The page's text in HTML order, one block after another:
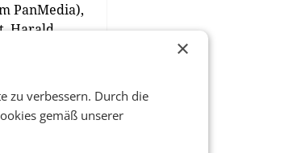
PanMedia),
Harald
×
zu verbessern. Durch die
gemäß unserer